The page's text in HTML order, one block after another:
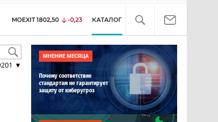
MOEXIT 1802,50 -0,23 КАТАЛОГ
▼
МНЕНИЕ МЕСЯЦА
Почему соответствие
стандартам не гарантирует
защиту от киберугроз